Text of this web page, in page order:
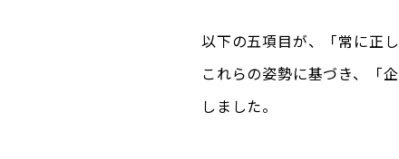
以下の五項目が、「常に正
これらの姿勢に基づき、「
しました。